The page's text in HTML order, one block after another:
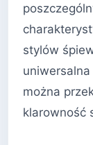
stylów
można
klarowność